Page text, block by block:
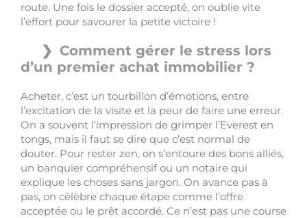
route. Une fois le dossier accepté, on oublie vite
l’effort pour savourer la petite victoire !
Comment gérer le stress lors
d’un premier achat immobilier ?
Acheter, c’est un tourbillon d’émotions, entre
l’excitation de la visite et la peur de faire une erreur.
On a souvent l’impression de grimper l’Everest en
tongs, mais il faut se dire que c’est normal de
douter. Pour rester zen, on s’entoure des bons alliés,
un banquier compréhensif ou un notaire qui
explique les choses sans jargon. On avance pas à
pas, on célèbre chaque étape comme l’offre
acceptée ou le prêt accordé. Ce n’est pas une course